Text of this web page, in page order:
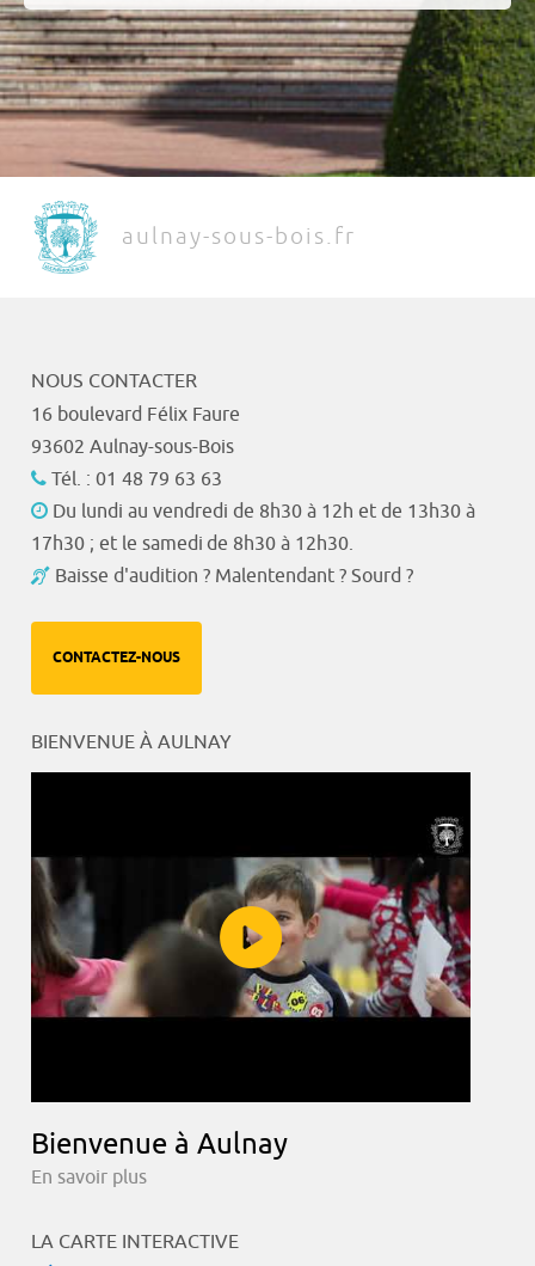
aulnay-sous-bois.fr
NOUS CONTACTER
16 boulevard Félix Faure
93602 Aulnay-sous-Bois
Tél. : 01 48 79 63 63
Du lundi au vendredi de 8h30 à 12h et de 13h30 à
17h30 ; et le samedi de 8h30 à 12h30.
Baisse d'audition ? Malentendant ? Sourd ?
CONTACTEZ-NOUS
BIENVENUE À AULNAY
Bienvenue à Aulnay
En savoir plus
LA CARTE INTERACTIVE